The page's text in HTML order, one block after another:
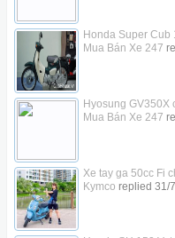
Honda Super Cub
Mua Bán Xe 247
Hyosung GV350X
Mua Bán Xe 247
Xe tay ga 50cc Fi
Kymco replied 31/